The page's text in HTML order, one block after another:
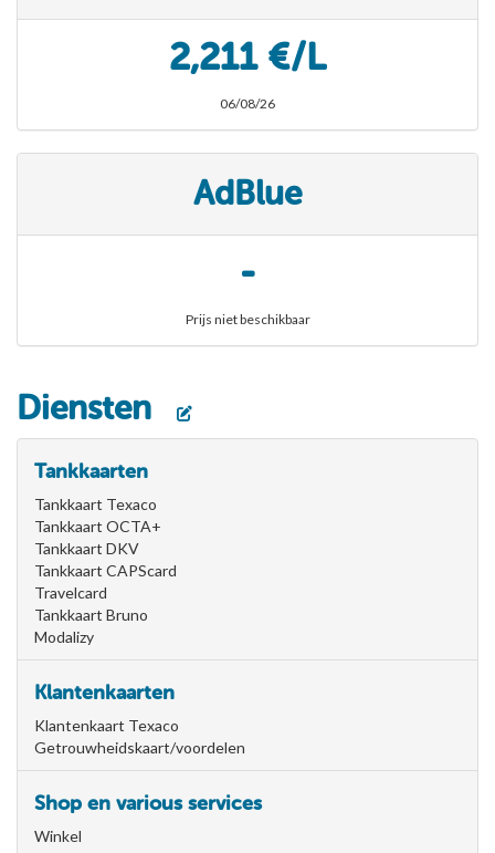
2,211 €/L
06/08/26
AdBlue
-
Prijs niet beschikbaar
Diensten
Tankkaarten
Tankkaart Texaco
Tankkaart OCTA+
Tankkaart DKV
Tankkaart CAPScard
Travelcard
Tankkaart Bruno
Modalizy
Klantenkaarten
Klantenkaart Texaco
Getrouwheidskaart/voordelen
Shop en various services
Winkel